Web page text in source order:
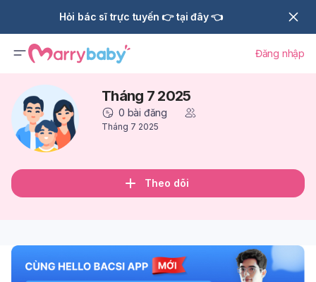
Hỏi bác sĩ trực tuyến 👉 tại đây 👈
Đăng nhập
Tháng 7 2025
0 bài đăng
Tháng 7 2025
Theo dõi